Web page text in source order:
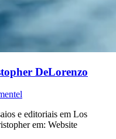
DeLorenzo
e editoriais em Los
em: Website